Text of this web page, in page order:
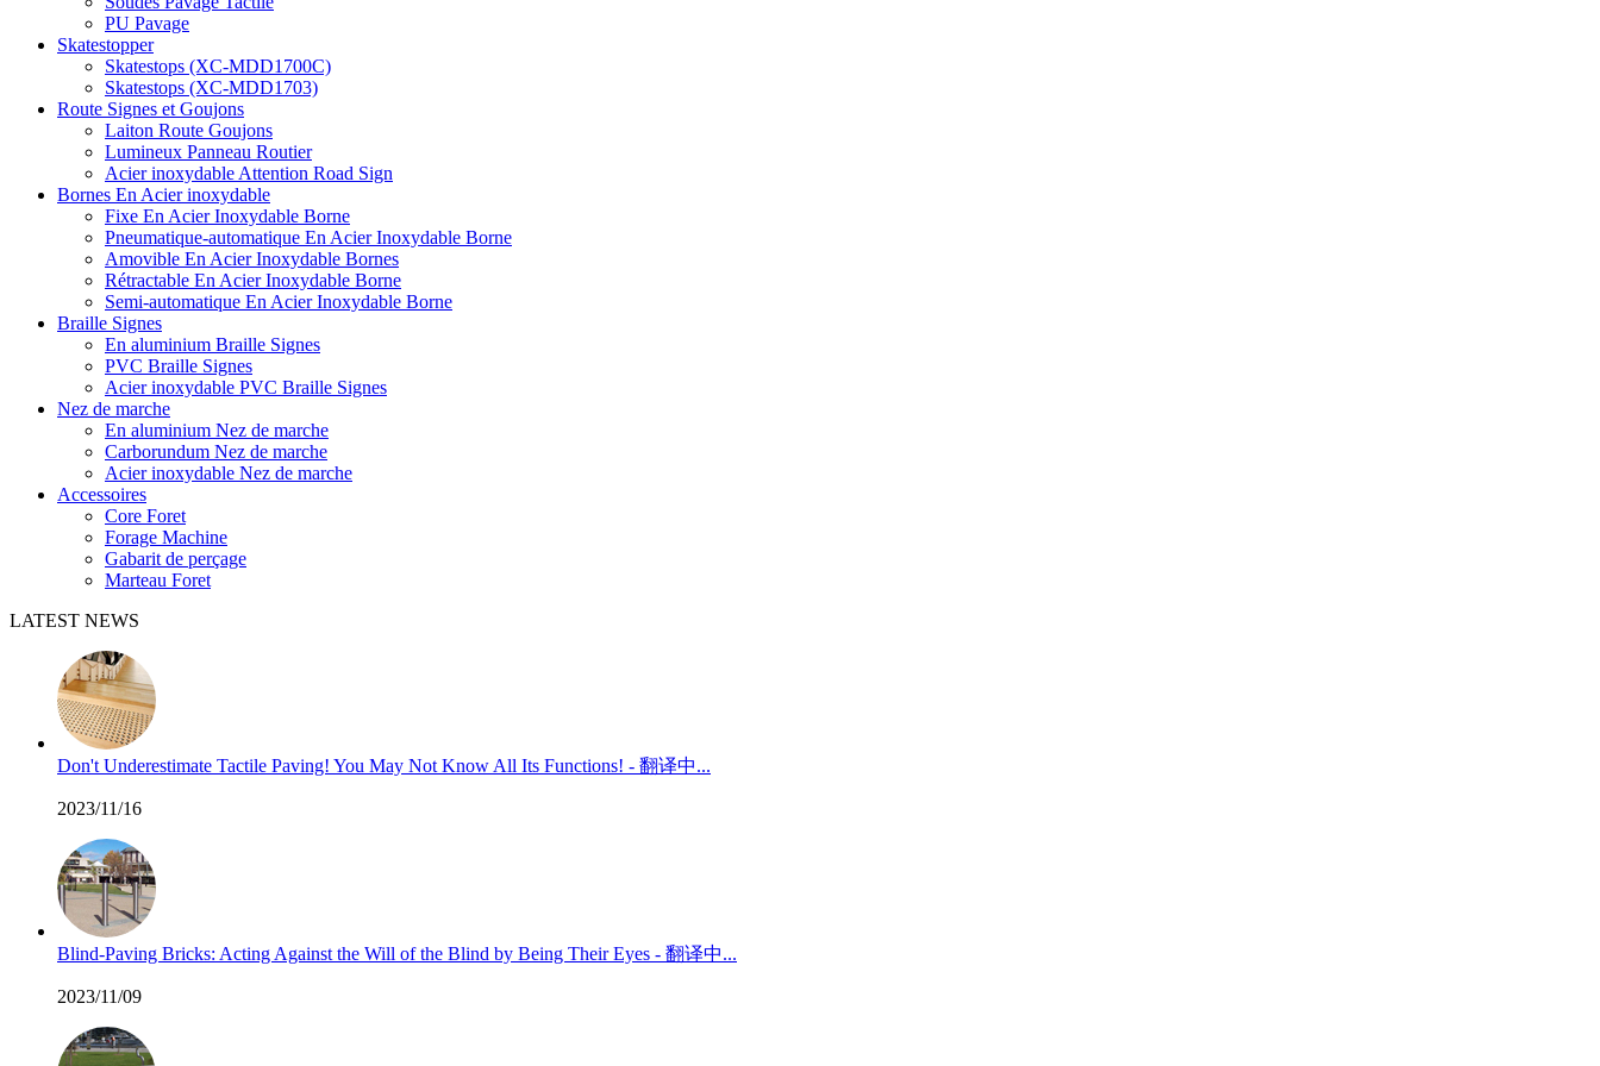
PU Pavage
Skatestopper
Skatestops (XC-MDD1700C)
Skatestops (XC-MDD1703)
Route Signes et Goujons
Laiton Route Goujons
Lumineux Panneau Routier
Acier inoxydable Attention Road Sign
Bornes En Acier inoxydable
Fixe En Acier Inoxydable Borne
Pneumatique-automatique En Acier Inoxydable Borne
Amovible En Acier Inoxydable Bornes
Rétractable En Acier Inoxydable Borne
Semi-automatique En Acier Inoxydable Borne
Braille Signes
En aluminium Braille Signes
PVC Braille Signes
Acier inoxydable PVC Braille Signes
Nez de marche
En aluminium Nez de marche
Carborundum Nez de marche
Acier inoxydable Nez de marche
Accessoires
Core Foret
Forage Machine
Gabarit de perçage
Marteau Foret
LATEST NEWS
Don't Underestimate Tactile Paving! You May Not Know All Its Functions! - 翻译中...
2023/11/16
Blind-Paving Bricks: Acting Against the Will of the Blind by Being Their Eyes - 翻译中...
2023/11/09